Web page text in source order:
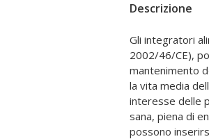
Descrizione
Gli integratori
2002/46/CE),
mantenimento
la vita media
interesse delle
sana, piena di
possono
importanti e
conservare
consultazione,
considerazione
che vede in
nell'esercizio
consiglio o